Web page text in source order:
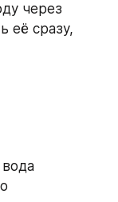
через
её сразу,